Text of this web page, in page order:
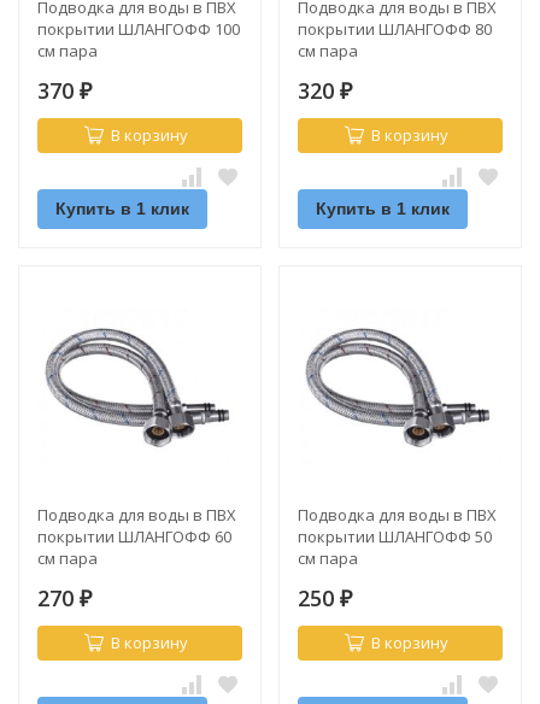
Подводка для воды в ПВХ
покрытии ШЛАНГОФФ 100
см пара
370 ₽
В корзину
Купить в 1 клик
Подводка для воды в ПВХ
покрытии ШЛАНГОФФ 80
см пара
320 ₽
В корзину
Купить в 1 клик
Подводка для воды в ПВХ
покрытии ШЛАНГОФФ 60
см пара
270 ₽
В корзину
Подводка для воды в ПВХ
покрытии ШЛАНГОФФ 50
см пара
250 ₽
В корзину